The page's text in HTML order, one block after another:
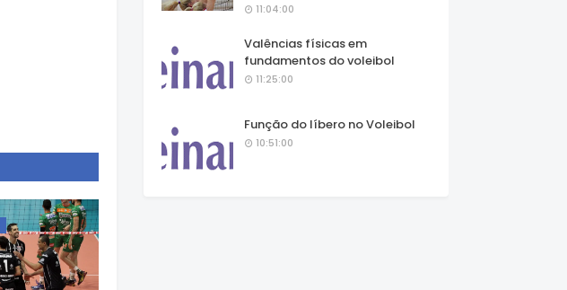
11:04:00
Valências físicas em
fundamentos do voleibol
11:25:00
Função do líbero no Voleibol
10:51:00